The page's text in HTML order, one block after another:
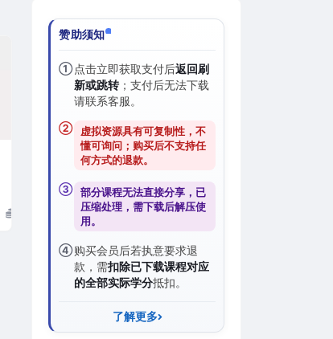
赞助须知
①点击立即获取支付后返回刷
新或跳转；支付后无法下载
请联系客服。
②
虚拟资源具有可复制性，不
懂可询问；购买后不支持任
何方式的退款。
③ 部分课程无法直接分享，已
压缩处理，需下载后解压使
用。
④购买会员后若执意要求退
款，需扣除已下载课程对应
的全部实际学分抵扣。
了解更多